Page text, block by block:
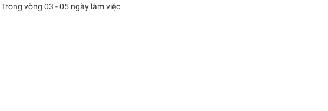
vòng 03 - 05 ngày làm việc